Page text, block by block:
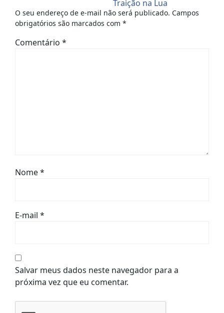
Traição na Lua
Nova (Luis
Storyteller)
O seu endereço de e-mail não será publicado. Campos
obrigatórios são marcados com *
Comentário *
Nome*
E-mail *
Salvar meus dados neste navegador para a
próxima vez que eu comentar.